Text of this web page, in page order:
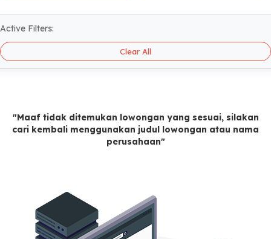
Active Filters:
Clear All
"Maaf tidak ditemukan lowongan yang sesuai, silakan
cari kembali menggunakan judul lowongan atau nama
perusahaan"